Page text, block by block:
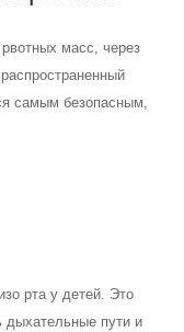
масс, через
самым безопасным,
рта у детей. Это
дыхательные пути и